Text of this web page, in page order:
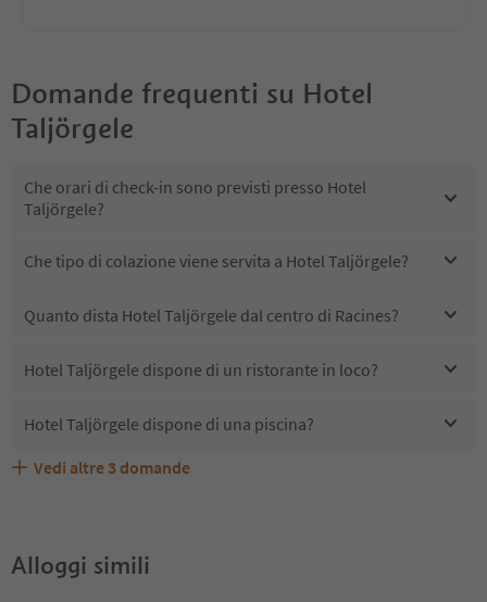
Domande frequenti su Hotel
Taljörgele
Che orari di check-in sono previsti presso Hotel
Taljörgele?
Che tipo di colazione viene servita a Hotel Taljörgele?
Quanto dista Hotel Taljörgele dal centro di Racines?
Hotel Taljörgele dispone di un ristorante in loco?
Hotel Taljörgele dispone di una piscina?
Hotel Taljörgele accetta animali domestici?
Quali servizi/attività sono disponibili presso Hotel
Gli ospiti di Hotel Taljörgele ricevono l'Alto Adige Guest
Vedi altre 3 domande
Alloggi simili